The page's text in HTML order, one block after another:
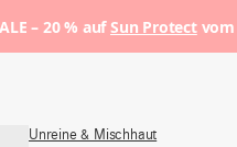
– 20 % aufSun Protectvom
Unreine & Mischhaut